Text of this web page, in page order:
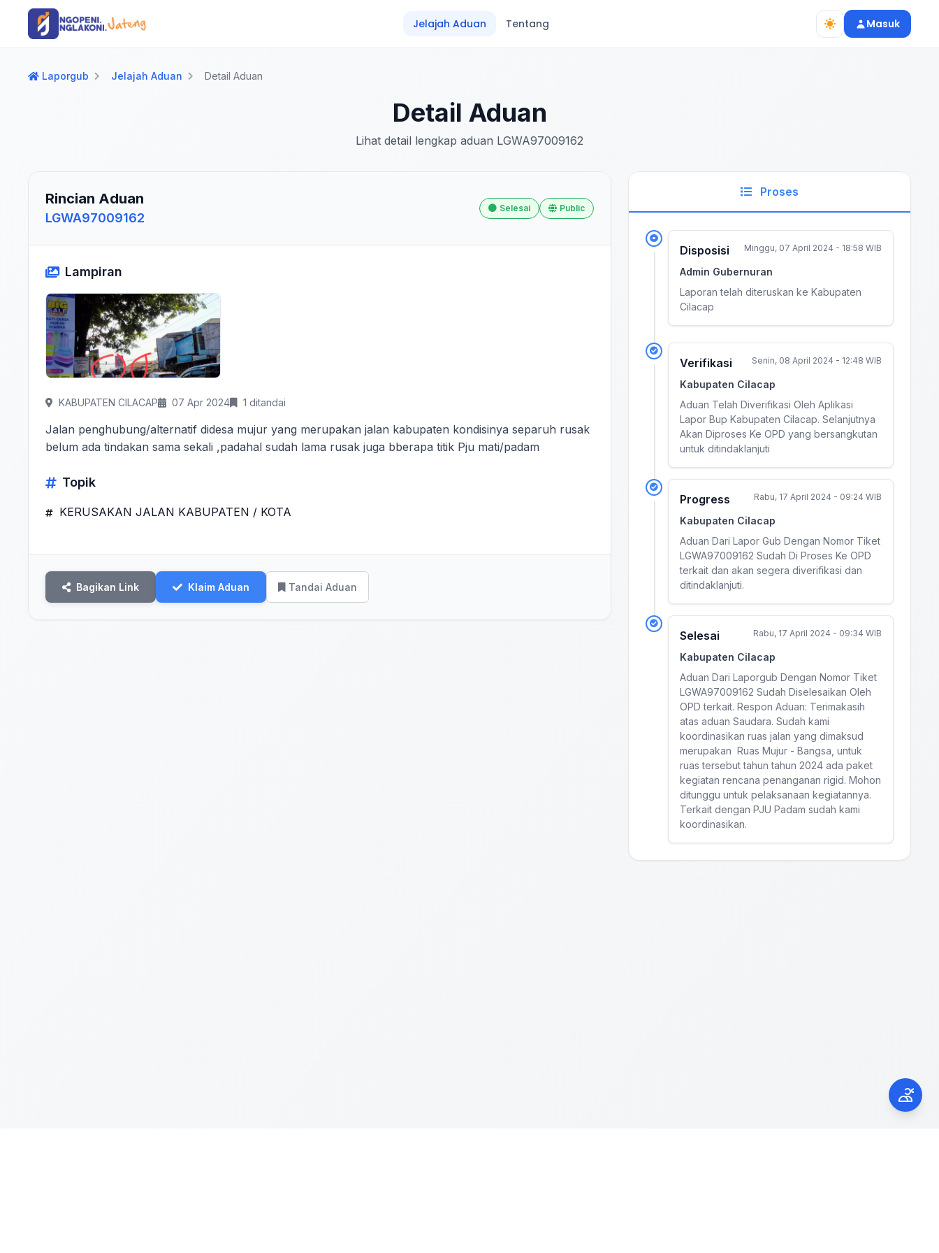
Langsung ke konten utama
Langsung ke navigasi
Jelajah Aduan
Tentang Masuk
Laporgub Jelajah Aduan Detail Aduan
Detail Aduan
Lihat detail lengkap aduan LGWA97009162
Rincian Aduan
LGWA97009162
Selesai Public
Lampiran
KABUPATEN CILACAP 07 Apr 2024 1 ditandai
Jalan penghubung/alternatif didesa mujur yang merupakan jalan kabupaten kondisinya separuh rusak
belum ada tindakan sama sekali ,padahal sudah lama rusak juga bberapa titik Pju mati/padam
Topik
KERUSAKAN JALAN KABUPATEN / KOTA
Bagikan Link Klaim Aduan Tandai Aduan
Proses
Disposisi Minggu, 07 April 2024 - 18:58 WIB
Admin Gubernuran
Laporan telah diteruskan ke Kabupaten
Cilacap
Verifikasi Senin, 08 April 2024 - 12:48 WIB
Kabupaten Cilacap
Aduan Telah Diverifikasi Oleh Aplikasi
Lapor Bup Kabupaten Cilacap. Selanjutnya
Akan Diproses Ke OPD yang bersangkutan
untuk ditindaklanjuti
Progress Rabu, 17 April 2024 - 09:24 WIB
Kabupaten Cilacap
Aduan Dari Lapor Gub Dengan Nomor Tiket
LGWA97009162 Sudah Di Proses Ke OPD
terkait dan akan segera diverifikasi dan
ditindaklanjuti.
Selesai Rabu, 17 April 2024 - 09:34 WIB
Kabupaten Cilacap
Aduan Dari Laporgub Dengan Nomor Tiket
LGWA97009162 Sudah Diselesaikan Oleh
OPD terkait. Respon Aduan: Terimakasih
atas aduan Saudara. Sudah kami
koordinasikan ruas jalan yang dimaksud
merupakan Ruas Mujur - Bangsa, untuk
ruas tersebut tahun tahun 2024 ada paket
kegiatan rencana penanganan rigid. Mohon
ditunggu untuk pelaksanaan kegiatannya.
Terkait dengan PJU Padam sudah kami
koordinasikan.